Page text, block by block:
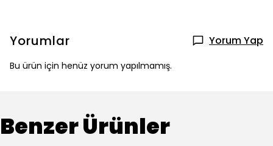
Yorumlar Yorum Yap
Bu ürün için henüz yorum yapılmamış.
Benzer Ürünler